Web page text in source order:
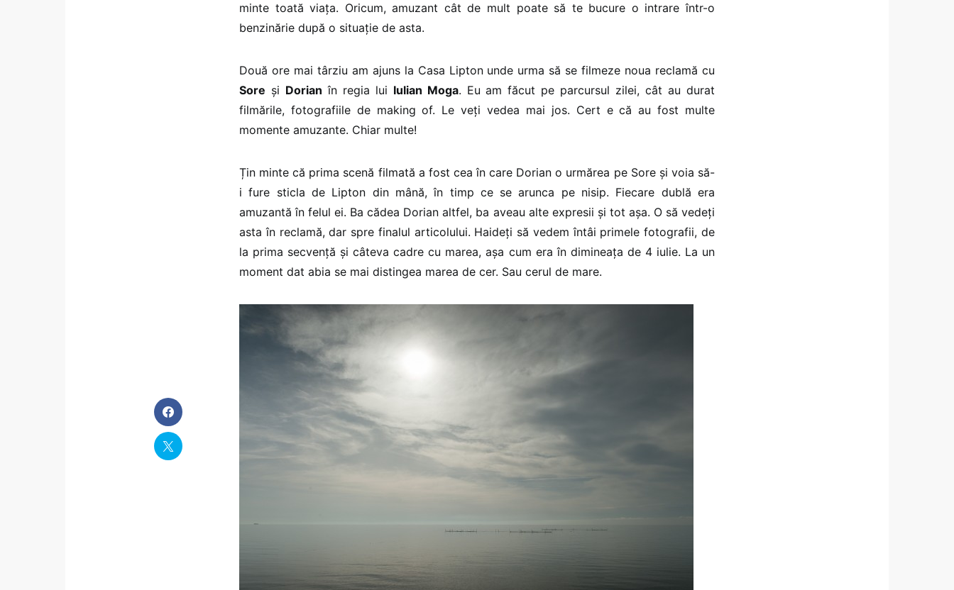
minte toată viața. Oricum, amuzant cât de mult poate să te bucure o intrare într-o
benzinărie după o situație de asta.
Două ore mai târziu am ajuns la Casa Lipton unde urma să se filmeze noua reclamă cu
Sore și Dorian în regia lui Iulian Moga. Eu am făcut pe parcursul zilei, cât au durat
filmările, fotografiile de making of. Le veți vedea mai jos. Cert e că au fost multe
momente amuzante. Chiar multe!
Țin minte că prima scenă filmată a fost cea în care Dorian o urmărea pe Sore și voia să-
i fure sticla de Lipton din mână, în timp ce se arunca pe nisip. Fiecare dublă era
amuzantă în felul ei. Ba cădea Dorian altfel, ba aveau alte expresii și tot așa. O să vedeți
asta în reclamă, dar spre finalul articolului. Haideți să vedem întâi primele fotografii, de
la prima secvență și câteva cadre cu marea, așa cum era în dimineața de 4 iulie. La un
moment dat abia se mai distingea marea de cer. Sau cerul de mare.